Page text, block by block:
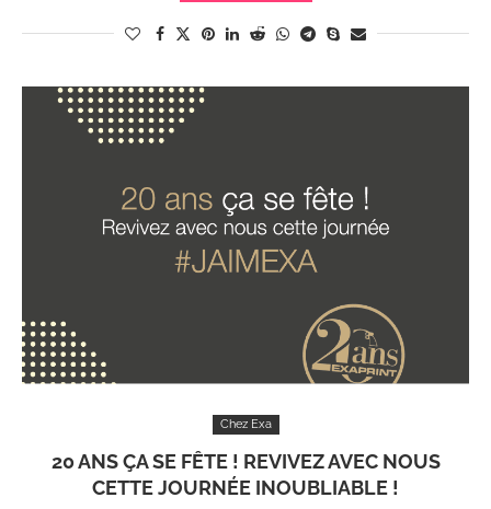
Chez Exa
20 ANS ÇA SE FÊTE ! REVIVEZ AVEC NOUS
CETTE JOURNÉE INOUBLIABLE !